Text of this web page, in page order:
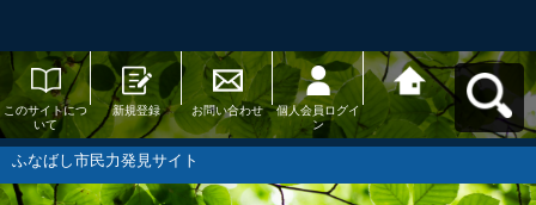
このサイトにつ
いて
新規登録 お問い合わせ
個人会員ログイ
ン
ふなばし市民力
発見サイトへ戻
る
ふなばし市民力発見サイト